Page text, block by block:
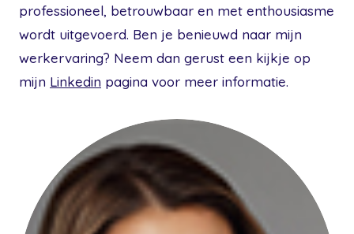
professioneel, betrouwbaar en met enthousiasme
wordt uitgevoerd. Ben je benieuwd naar mijn
werkervaring? Neem dan gerust een kijkje op
mijn Linkedin pagina voor meer informatie.